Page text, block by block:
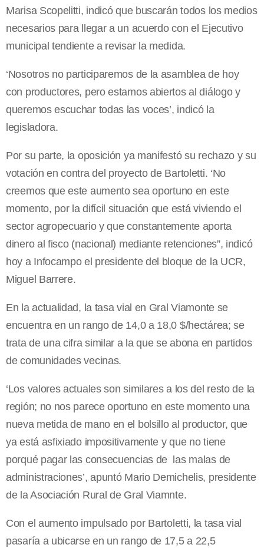
Marisa Scopelitti, indicó que buscarán todos los medios
necesarios para llegar a un acuerdo con el Ejecutivo
municipal tendiente a revisar la medida.
‘Nosotros no participaremos de la asamblea de hoy
con productores, pero estamos abiertos al diálogo y
queremos escuchar todas las voces’, indicó la
legisladora.
Por su parte, la oposición ya manifestó su rechazo y su
votación en contra del proyecto de Bartoletti. ‘No
creemos que este aumento sea oportuno en este
momento, por la difícil situación que está viviendo el
sector agropecuario y que constantemente aporta
dinero al fisco (nacional) mediante retenciones”, indicó
hoy a Infocampo el presidente del bloque de la UCR,
Miguel Barrere.
En la actualidad, la tasa vial en Gral Viamonte se
encuentra en un rango de 14,0 a 18,0 $/hectárea; se
trata de una cifra similar a la que se abona en partidos
de comunidades vecinas.
‘Los valores actuales son similares a los del resto de la
región; no nos parece oportuno en este momento una
nueva metida de mano en el bolsillo al productor, que
ya está asfixiado impositivamente y que no tiene
porqué pagar las consecuencias de las malas de
administraciones’, apuntó Mario Demichelis, presidente
de la Asociación Rural de Gral Viamnte.
Con el aumento impulsado por Bartoletti, la tasa vial
pasaría a ubicarse en un rango de 17,5 a 22,5